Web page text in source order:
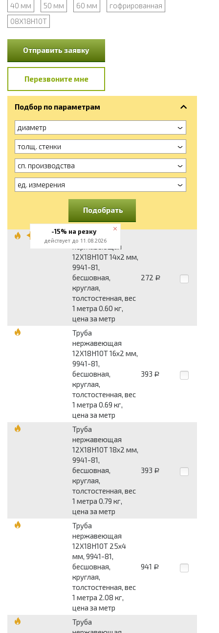
40 мм
50 мм 60 мм
гофрированная
08Х18Н10Т
Отправить заявку
Перезвоните мне
Подбор по параметрам
диаметр
толщ. стенки
сп. производства
ед. измерения
Подобрать
Труба
нержавеющая
12Х18Н10Т 14x2 мм,
9941-81,
бесшовная,
круглая,
толстостенная, вес
1 метра 0.60 кг,
цена за метр
272 Р
Труба
нержавеющая
12Х18Н10Т 16x2 мм,
9941-81,
бесшовная,
круглая,
толстостенная, вес
1 метра 0.69 кг,
цена за метр
393 Р
Труба
нержавеющая
12Х18Н10Т 18x2 мм,
9941-81,
бесшовная,
круглая,
толстостенная, вес
1 метра 0.79 кг,
цена за метр
393 Р
Труба
нержавеющая
12Х18Н10Т 25x4
мм, 9941-81,
бесшовная,
круглая,
толстостенная, вес
1 метра 2.08 кг,
цена за метр
941 Р
Труба
-15% на резку
действует до 11.08.2026